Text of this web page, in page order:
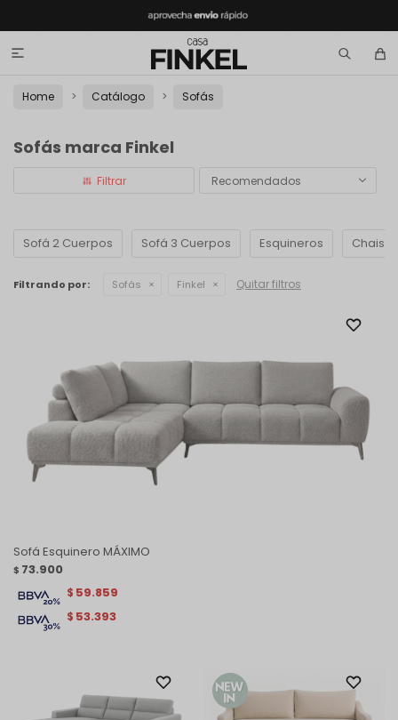

Home Catálogo Sofás
Sofás marca Finkel
Recomendados
Sofá 2 Cuerpos Sofá 3 Cuerpos Esquineros Chaise
Filtrando por: Sofás Finkel Quitar filtros
Sofá Esquinero MÁXIMO
$ 73.900
$ 53.393
$ 59.859